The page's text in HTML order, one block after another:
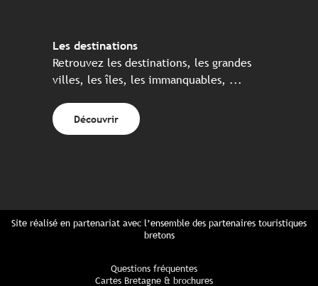
Les destinations
Retrouvez les destinations, les grandes
villes, les îles, les immanquables, ...
Découvrir
Site réalisé en partenariat avec l’ensemble des partenaires touristiques
bretons
Questions fréquentes
Cartes Bretagne & brochures